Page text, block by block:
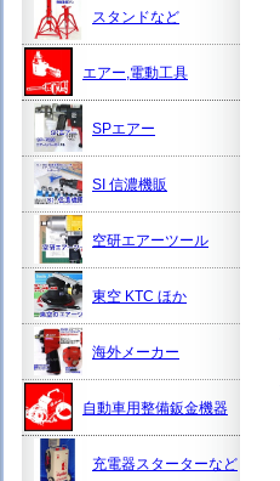
スタンドなど
エアー,電動工具
SPエアー
SI 信濃機販
空研エアーツール
東空 KTC ほか
海外メーカー
自動車用整備鈑金機器
充電器スターターなど